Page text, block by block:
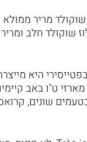
ובפטייסירי היא
ט"ו באב
שונים,